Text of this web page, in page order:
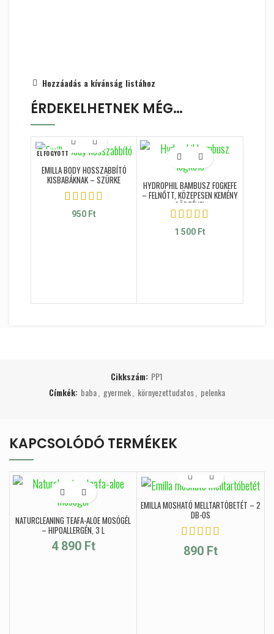
Hozzáadás a kívánság listához
ÉRDEKELHETNEK MÉG…
ELFOGYOTT
EMILLA BODY HOSSZABBÍTÓ
KISBABÁKNAK – SZÜRKE
950 Ft
HYDROPHIL BAMBUSZ FOGKEFE
– FELNŐTT, KÖZEPESEN KEMÉNY
SÖRTÉVEL
1 500 Ft
Cikkszám: PP1
Címkék: baba gyermek környezettudatos pelenka
KAPCSOLÓDÓ TERMÉKEK
NATURCLEANING TEAFA-ALOE MOSÓGÉL
– HIPOALLERGÉN, 3 L
4 890 Ft
EMILLA MOSHATÓ MELLTARTÓBETÉT – 2
DB-OS
890 Ft